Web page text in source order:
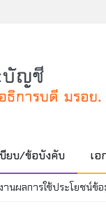
บียบ/ข้อบังคับ เ
านผลการใช้ประโยชน์